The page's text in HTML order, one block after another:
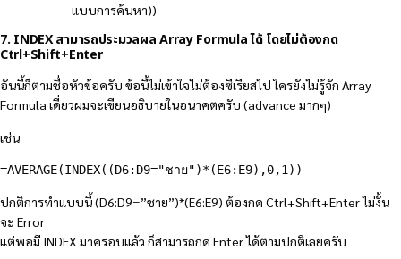
แบบการค้นหา))
7. INDEX สามารถประมวลผล Array Formula ได้ โดยไม่ต้องกด
Ctrl+Shift+Enter
อันนี้ก็ตามชื่อหัวข้อครับ ข้อนี้ไม่เข้าใจไม่ต้องซีเรียสไป ใครยังไม่รู้จัก Array
Formula เดี๋ยวผมจะเขียนอธิบายในอนาคตครับ (advance มากๆ)
เช่น
=AVERAGE(INDEX((D6:D9="ชาย")*(E6:E9),0,1))
ปกติการทำแบบนี้ (D6:D9=”ชาย”)*(E6:E9) ต้องกด Ctrl+Shift+Enter ไม่งั้น
จะ Error
แต่พอมี INDEX มาครอบแล้ว ก็สามารถกด Enter ได้ตามปกติเลยครับ